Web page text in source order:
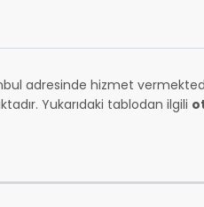
adresinde hizmet
Yukarıdaki tablodan ilgili